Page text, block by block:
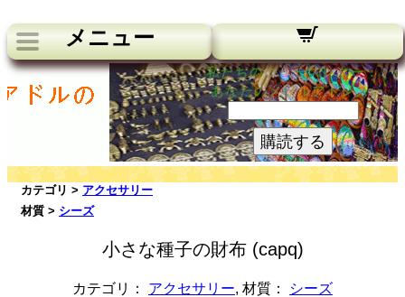
メニュー
私たちのニュースレター：
あなたのメールアドレス:
購読する
カテゴリ > アクセサリー
材質 > シーズ
小さな種子の財布 (capq)
カテゴリ： アクセサリー, 材質： シーズ